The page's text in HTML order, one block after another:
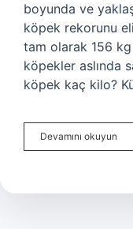
boyunda ve
köpek rekorunu
tam olarak 156 kg
köpekler aslında
köpek kaç kilo?
Devamını okuyun
En
Kaç